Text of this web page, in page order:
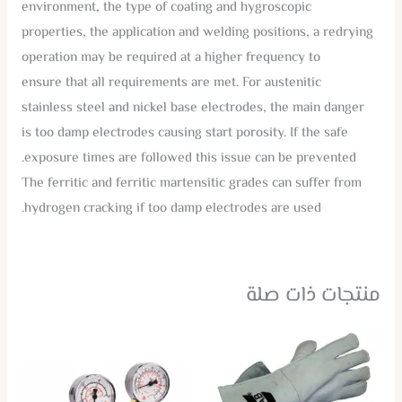
environment, the type of coating and hygroscopic
properties, the application and welding positions, a redrying
operation may be required at a higher frequency to
ensure that all requirements are met. For austenitic
stainless steel and nickel base electrodes, the main danger
is too damp electrodes causing start porosity. If the safe
exposure times are followed this issue can be prevented.
The ferritic and ferritic martensitic grades can suffer from
hydrogen cracking if too damp electrodes are used.
منتجات ذات صلة